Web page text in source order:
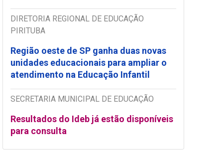
DIRETORIA REGIONAL DE EDUCAÇÃO
PIRITUBA
Região oeste de SP ganha duas novas
unidades educacionais para ampliar o
atendimento na Educação Infantil
SECRETARIA MUNICIPAL DE EDUCAÇÃO
Resultados do Ideb já estão disponíveis
para consulta